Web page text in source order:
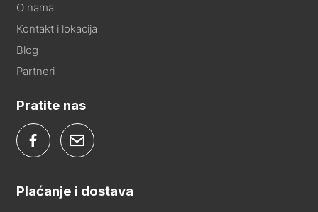
O nama
Kontakt i lokacija
Blog
Partneri
Pratite nas
Plaćanje i dostava